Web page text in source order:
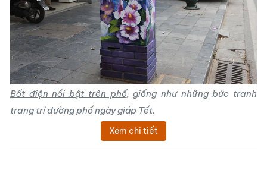
Bốt điện nổi bật trên phố, giống như những bức tranh
trang trí đường phố ngày giáp Tết.
Xem chi tiết